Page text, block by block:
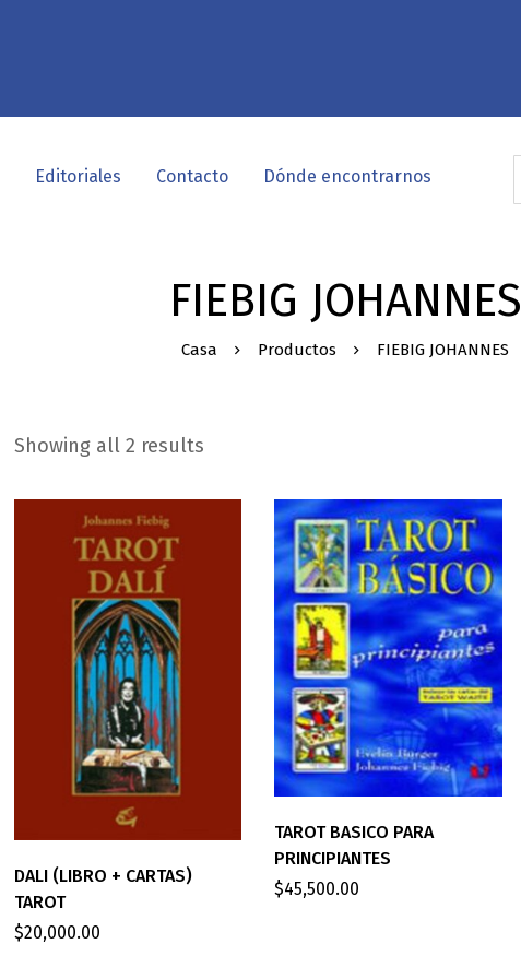
Editoriales Contacto Dónde encontrarnos
FIEBIG JOHANNES
Casa Productos FIEBIG JOHANNES
Showing all 2 results
DALI (LIBRO + CARTAS)
TAROT
$20,000.00
TAROT BASICO PARA
PRINCIPIANTES
$45,500.00